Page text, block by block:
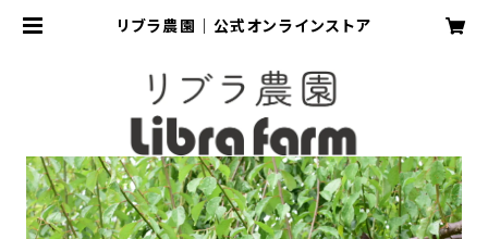
リブラ農園｜公式オンラインストア